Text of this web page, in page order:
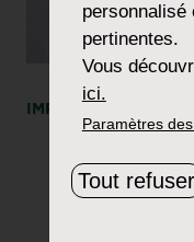
IMPRIMER
personnalisé
pertinentes.
Vous
ici.
Paramètres
Tout refuser